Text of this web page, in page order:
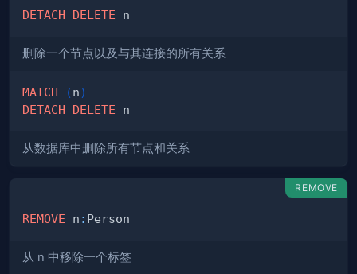
DETACH DELETE
删除一个节点以及与其连接的所有关系
MATCH (n)
DETACH
DELETE
从数据库中删除所有节点和关系
REMOVE
REMOVE n :
从 n 中移除一个标签